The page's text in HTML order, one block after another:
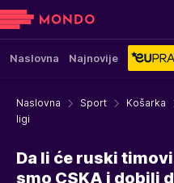
Naslovna Najnovije
Naslovna Sport Košarka
ligi
Da li će ruski
smo CSKA i dobili